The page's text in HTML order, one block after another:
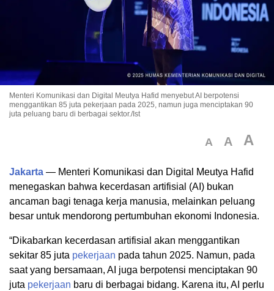
Menteri Komunikasi dan Digital Meutya Hafid menyebut AI berpotensi
menggantikan 85 juta pekerjaan pada 2025, namun juga menciptakan 90
juta peluang baru di berbagai sektor./Ist
A A A
Jakarta — Menteri Komunikasi dan Digital Meutya Hafid
menegaskan bahwa kecerdasan artifisial (AI) bukan
ancaman bagi tenaga kerja manusia, melainkan peluang
besar untuk mendorong pertumbuhan ekonomi Indonesia.
“Dikabarkan kecerdasan artifisial akan menggantikan
sekitar 85 juta pekerjaan pada tahun 2025. Namun, pada
saat yang bersamaan, AI juga berpotensi menciptakan 90
juta pekerjaan baru di berbagai bidang. Karena itu, AI perlu